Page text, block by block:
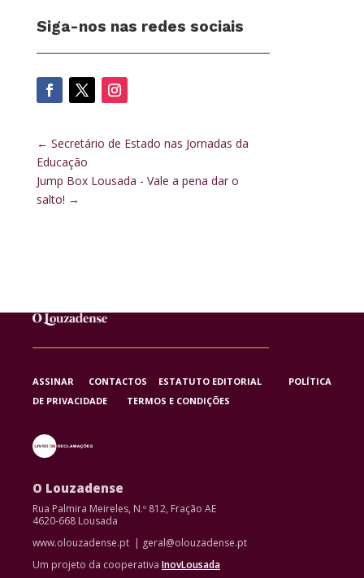
Siga-nos nas redes sociais
← Secretário de Estado nas Jornadas da
Educação
Jump Box Lousada - Vale a pena dar o
salto! →
ASSINAR CONTACTOS ESTATUTO EDITORIAL POLÍTICA
DE PRIVACIDADE TERMOS E CONDIÇÕES
O Louzadense
Rua Palmira Meireles, N.º 812, Fração AE
4620-668 Lousada
www.olouzadense.pt | geral@olouzadense.pt
Um projeto da cooperativa InovLousada